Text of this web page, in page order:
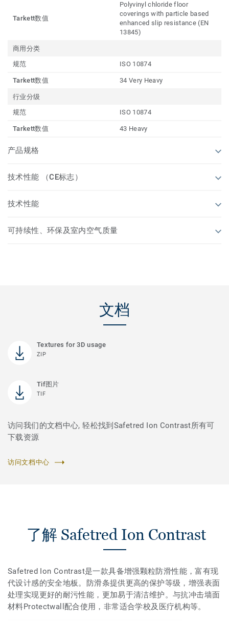
Tarkett数值
Polyvinyl chloride floor
coverings with particle based
enhanced slip resistance (EN
13845)
商用分类
规范
ISO 10874
Tarkett数值 34 Very Heavy
行业分级
规范
ISO 10874
Tarkett数值 43 Heavy
产品规格
技术性能 （CE标志）
技术性能
可持续性、环保及室内空气质量
文档
Textures for 3D usage
ZIP
Tif图片
TIF
访问我们的文档中心, 轻松找到Safetred Ion Contrast所有可
下载资源
访问文档中心
了解 Safetred Ion Contrast
Safetred Ion Contrast是一款具备增强颗粒防滑性能，富有现
代设计感的安全地板。防滑条提供更高的保护等级，增强表面
处理实现更好的耐污性能，更加易于清洁维护。与抗冲击墙面
材料Protectwall配合使用，非常适合学校及医疗机构等。